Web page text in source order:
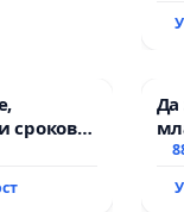
срокове
пътен
Да